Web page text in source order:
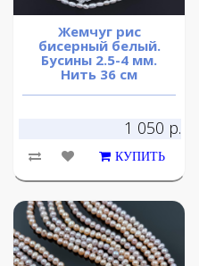
Жемчуг рис
бисерный белый.
Бусины 2.5-4 мм.
Нить 36 см
1 050 р.
КУПИТЬ